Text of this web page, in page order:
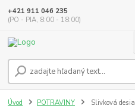
+421 911 046 235
(PO - PIA, 8:00 - 18:00)
Úvod POTRAVINY Slivková